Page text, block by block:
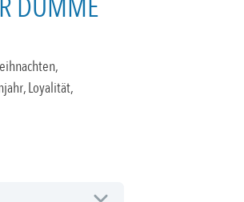
DUMME
Loyalität,